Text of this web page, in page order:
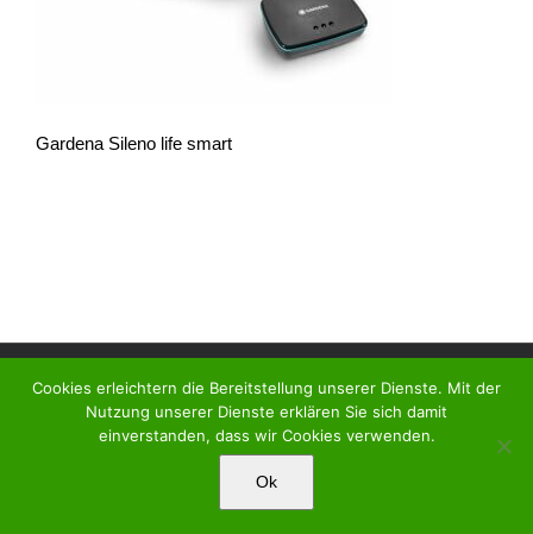
Gardena Sileno life smart
EDER BIG FIELD ROBOTICS Copyright 2017 | Alle Rechte vorbehalten
Kontakt | Impressum | Besuchen Sie uns auf facebook
Cookies erleichtern die Bereitstellung unserer Dienste. Mit der
Nutzung unserer Dienste erklären Sie sich damit
einverstanden, dass wir Cookies verwenden.
Ok